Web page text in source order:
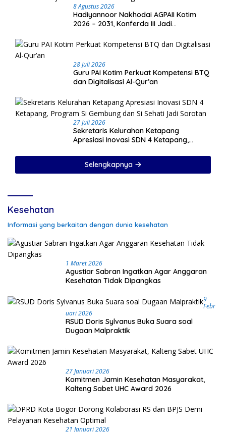
8 Agustus 2026
Hadiyannoor Nakhodai AGPAII Kotim
2026 – 2031, Konferda III Jadi
28 Juli 2026
Guru PAI Kotim Perkuat Kompetensi BTQ
dan Digitalisasi Al-Qur’an
27 Juli 2026
Sekretaris Kelurahan Ketapang
Apresiasi Inovasi SDN 4 Ketapang,
Sorotan
Selengkapnya
Kesehatan
Informasi yang berkaitan dengan dunia kesehatan
1 Maret 2026
Agustiar Sabran Ingatkan Agar Anggaran
Kesehatan Tidak Dipangkas
9
Febr
Uari 2026
RSUD Doris Sylvanus Buka Suara soal
Dugaan Malpraktik
27 Januari 2026
Komitmen Jamin Kesehatan Masyarakat,
Kalteng Sabet UHC Award 2026
21 Januari 2026